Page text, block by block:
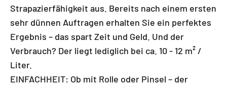
Strapazierfähigkeit aus. Bereits nach einem ersten
sehr dünnen Auftragen erhalten Sie ein perfektes
Ergebnis – das spart Zeit und Geld. Und der
Verbrauch? Der liegt lediglich bei ca. 10 - 12 m² /
Liter.
EINFACHHEIT: Ob mit Rolle oder Pinsel – der